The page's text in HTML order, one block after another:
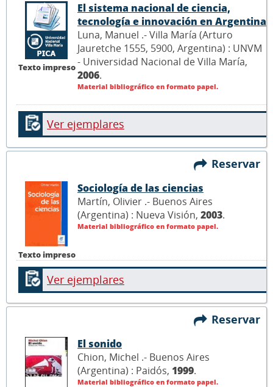
Texto impreso
El sistema nacional de ciencia,
tecnología e innovación en Argentina
Luna, Manuel .- Villa María (Arturo
Jauretche 1555, 5900, Argentina) : UNVM
- Universidad Nacional de Villa María,
2006.
Material bibliográfico en formato papel.
Ver ejemplares
Reservar
Texto impreso
Sociología de las ciencias
Martín, Olivier .- Buenos Aires
(Argentina) : Nueva Visión, 2003.
Material bibliográfico en formato papel.
Ver ejemplares
Reservar
El sonido
Chion, Michel .- Buenos Aires
(Argentina) : Paidós, 1999.
Material bibliográfico en formato papel.